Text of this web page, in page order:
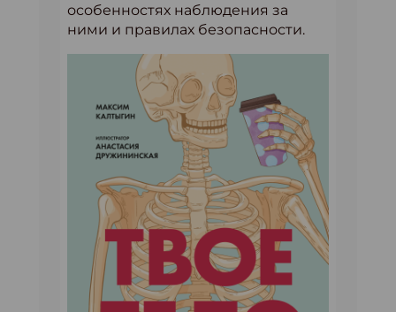
особенностях наблюдения за
ними и правилах безопасности.